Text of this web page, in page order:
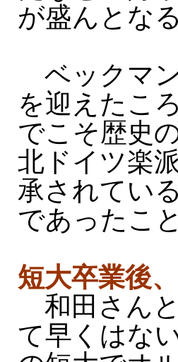
が盛んとなる
ベックマ
を迎えたこ
でこそ歴史
北ドイツ楽
承されてい
であったこ
短大卒業後
和田さん
て早くはな